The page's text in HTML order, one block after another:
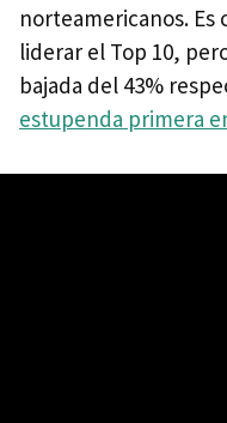
norteamericanos.
liderar el Top 10,
bajada del 43%
estupenda primera